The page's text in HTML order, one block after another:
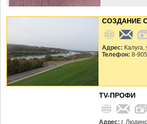
СОЗДАНИЕ
Адрес:
Телефон: 8-
TV-ПРОФИ
Адрес: г.